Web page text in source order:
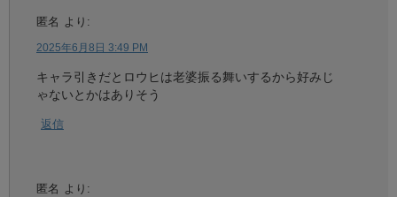
匿名 より:
2025年6月8日 3:49 PM
キャラ引きだとロウヒは老婆振る舞いするから好みじ
ゃないとかはありそう
返信
匿名 より: